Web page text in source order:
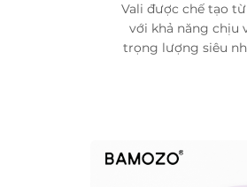
Vali được chế tạo từ
với khả năng chịu
trọng lượng siêu